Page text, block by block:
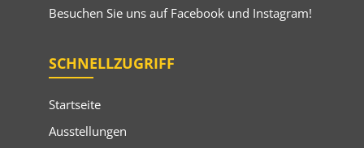
Besuchen Sie uns auf Facebookund Instagram!
SCHNELLZUGRIFF
Startseite
Ausstellungen